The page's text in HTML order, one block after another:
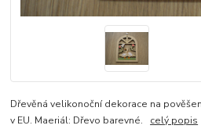
Dřevěná velikonoční dekorace na
v EU. Maeriál: Dřevo barevné. celý popis